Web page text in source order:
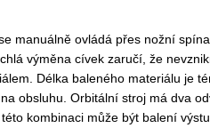
manuálně ovládá přes nožní
výměna cívek zaručí, že
Délka baleného materiálu je
obsluhu. Orbitální stroj má dva
kombinaci může být balení